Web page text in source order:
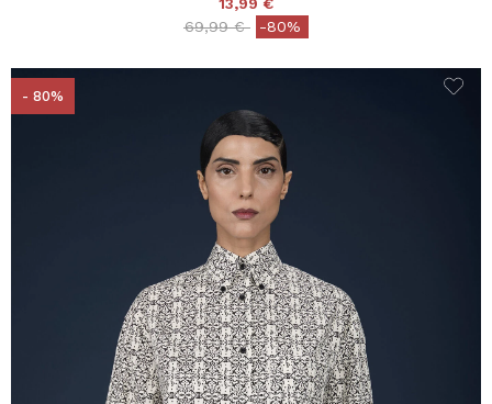
13,99 €
Price reduced from
69,99 €to-80%
- 80%